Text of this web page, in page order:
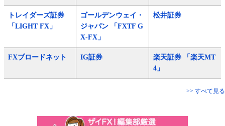
トレイダーズ証券
「LIGHT FX」
ゴールデンウェイ・
ジャパン 「FXTF G
X-FX」
松井証券
FXブロードネット IG証券
楽天証券 「楽天MT
4」
>> すべて見る